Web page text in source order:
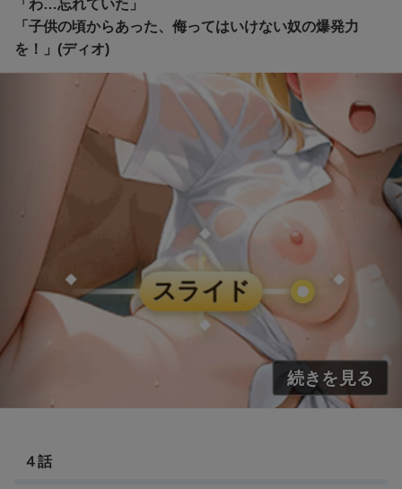
「わ…忘れていた」
「子供の頃からあった、侮ってはいけない奴の爆発力
を！」(ディオ)
４話